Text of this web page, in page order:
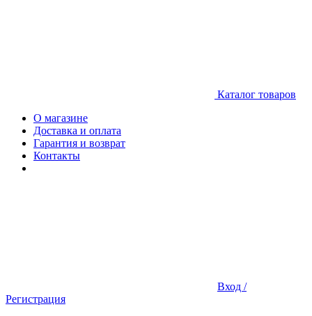
Каталог товаров
О магазине
Доставка и оплата
Гарантия и возврат
Контакты
Вход /
Регистрация